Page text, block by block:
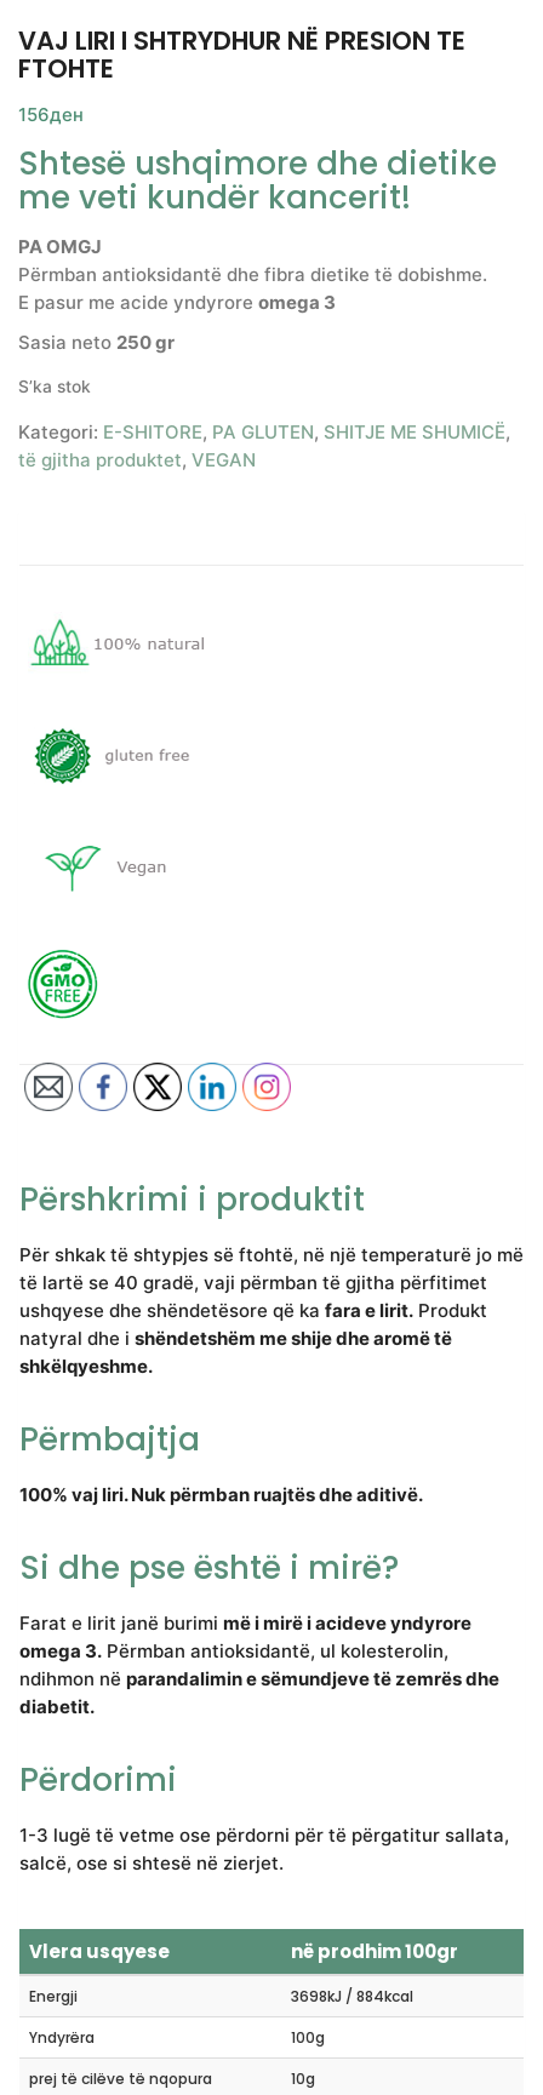
VAJ LIRI I SHTRYDHUR NË PRESION TE
FTOHTE
156ден
Shtesë ushqimore dhe dietike
me veti kundër kancerit!
PAOMGJ
Përmban antioksidantë dhe fibra dietike të dobishme.
E pasur me acide yndyrore omega 3
Sasia neto 250 gr
S’ka stok
Kategori: E-SHITORE, PA GLUTEN, SHITJE ME SHUMICË,
të gjitha produktet, VEGAN
Përshkrimi i produktit
Për shkak të shtypjes së ftohtë, në një temperaturë jo më
të lartë se 40 gradë, vaji përmban të gjitha përfitimet
ushqyese dhe shëndetësore që ka fara e lirit. Produkt
natyral dhe i shëndetshëm me shije dhe aromë të
shkëlqyeshme.
Përmbajtja
100% vaj liri. Nuk përmban ruajtës dhe aditivë.
Si dhe pse është i mirë?
Farat e lirit janë burimi më i mirë i acideve yndyrore
omega 3. Përmban antioksidantë, ul kolesterolin,
ndihmon në parandalimin e sëmundjeve të zemrës dhe
diabetit.
Përdorimi
1-3 lugë të vetme ose përdorni për të përgatitur sallata,
salcë, ose si shtesë në zierjet.
Vlera usqyese në prodhim 100gr
Energji
3698kJ / 884kcal
Yndyrëra
100g
prej të cilëve të nqopura
10g